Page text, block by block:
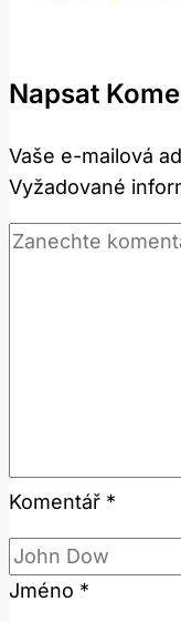
Napsat
Vaše e-mailová
Vyžadované
Komentář *
Jméno *